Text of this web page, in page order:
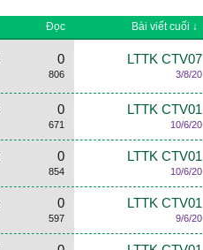
Đọc Bài viết cuối ↓
0
806
LTTK CTV07
3/8/20
0
671
LTTK CTV01
10/6/20
0
854
LTTK CTV01
10/6/20
0
597
LTTK CTV01
9/6/20